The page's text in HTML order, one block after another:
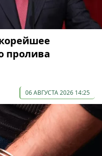
пролива
06 АВГУСТА 2026 14:25